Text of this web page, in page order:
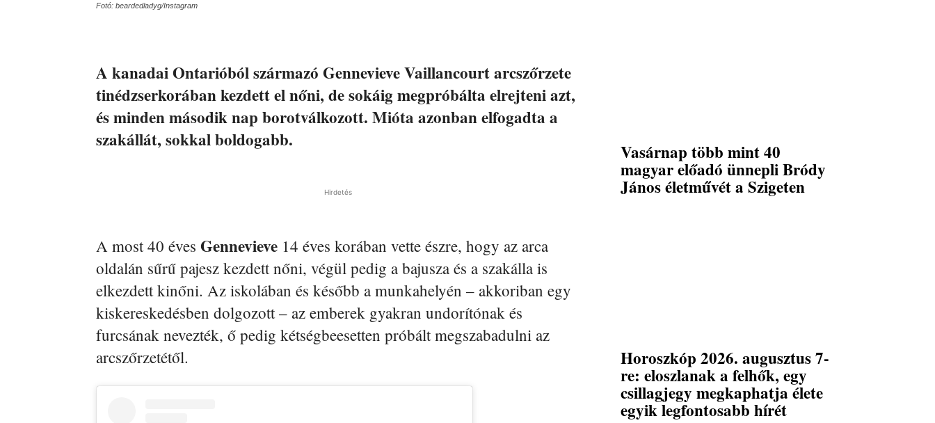
Fotó: beardedladyg/Instagram
A kanadai Ontarióból származó Gennevieve Vaillancourt arcszőrzete
tinédzserkorában kezdett el nőni, de sokáig megpróbálta elrejteni azt,
és minden második nap borotválkozott. Mióta azonban elfogadta a
szakállát, sokkal boldogabb.
Hirdetés
A most 40 éves Gennevieve 14 éves korában vette észre, hogy az arca
oldalán sűrű pajesz kezdett nőni, végül pedig a bajusza és a szakálla is
elkezdett kinőni. Az iskolában és később a munkahelyén – akkoriban egy
kiskereskedésben dolgozott – az emberek gyakran undorítónak és
furcsának nevezték, ő pedig kétségbeesetten próbált megszabadulni az
arcszőrzetétől.
Vasárnap több mint 40
magyar előadó ünnepli Bródy
János életművét a Szigeten
Horoszkóp 2026. augusztus 7-
re: eloszlanak a felhők, egy
csillagjegy megkaphatja élete
egyik legfontosabb hírét